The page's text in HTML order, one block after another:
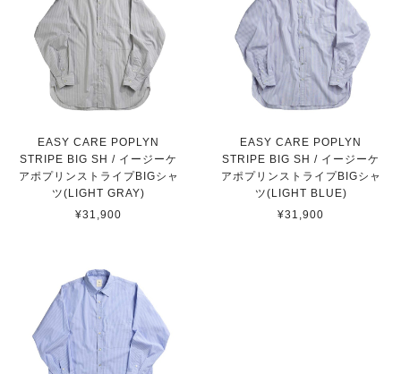
EASY CARE POPLYN
STRIPE BIG SH / イージーケ
アポプリンストライプBIGシャ
ツ(LIGHT GRAY)
¥31,900
EASY CARE POPLYN
STRIPE BIG SH / イージーケ
アポプリンストライプBIGシャ
ツ(LIGHT BLUE)
¥31,900